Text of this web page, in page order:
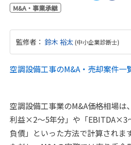
M&A・事業承継
監修者 ： 鈴木 裕太(中小企業診断士)
空調設備工事のM&A・売却案件一
空調設備工事業のM&A価格相場は
利益×2〜5年分」や「EBITDA×3
負債」といった方法で計算されます